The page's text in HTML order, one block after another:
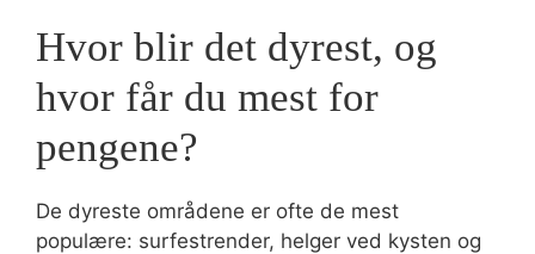
Hvor blir det dyrest, og
hvor får du mest for
pengene?
De dyreste områdene er ofte de mest
populære: surfestrender, helger ved kysten og